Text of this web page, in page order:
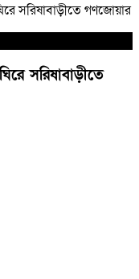
সরিষাবাড়ীতে গণজোয়ার
সরিষাবাড়ীতে